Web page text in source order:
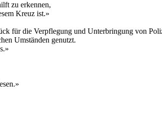
zu erkennen,
Kreuz ist.»
für die Verpflegung und Unterbringung von
Umständen genutzt.